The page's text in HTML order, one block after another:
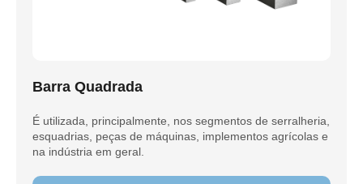
Barra Quadrada
É utilizada, principalmente, nos segmentos de serralheria,
esquadrias, peças de máquinas, implementos agrícolas e
na indústria em geral.